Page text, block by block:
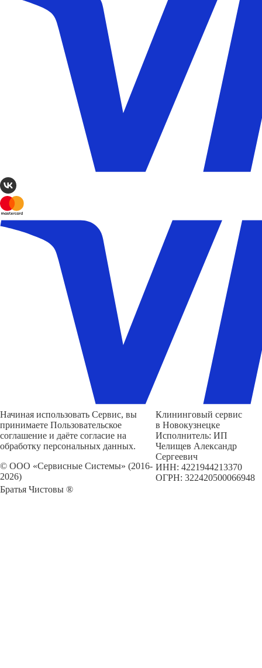
Начиная использовать Сервис, вы
принимаете Пользовательское
соглашение и даёте согласие на
обработку персональных данных.
© ООО «Сервисные Системы» (2016-
2026)
Братья Чистовы ®
Клининговый сервис
в Новокузнецке
Исполнитель: ИП
Челищев Александр
Сергеевич
ИНН: 4221944213370
ОГРН: 322420500066948